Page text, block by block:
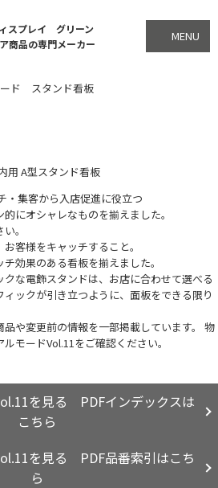
スプレイ グリーン
商品の専門メーカー
MENU
ド スタンド看板
・集客から入店促進に役立つ
にオシャレなものを揃えました。
。
客様をキャッチすること。
効果のある看板を揃えました。
な電飾スタンドは、お店に合わせて選べる
ックが引き立つように、面板をできる限り
や変更前の情報を一部掲載しています。 物
モードVol.11をご確認ください。
を見る PDFインデックスは
こちら
を見る PDF品番索引はこち
ら